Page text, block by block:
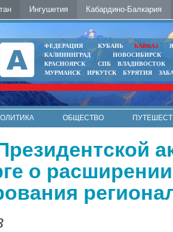
Ингушетия Кабардино-Балкария
ФЕДЕРАЦИЯ КУБАНЬ КАВКАЗ
КАЛИНИНГРАД
НОВОСИБИРСК
КРАСНОЯРСК
СПБ
ВЛАДИВОСТОК
МУРМАНСК
ИРКУТСК БУРЯТИЯ
ОБЩЕСТВО
о